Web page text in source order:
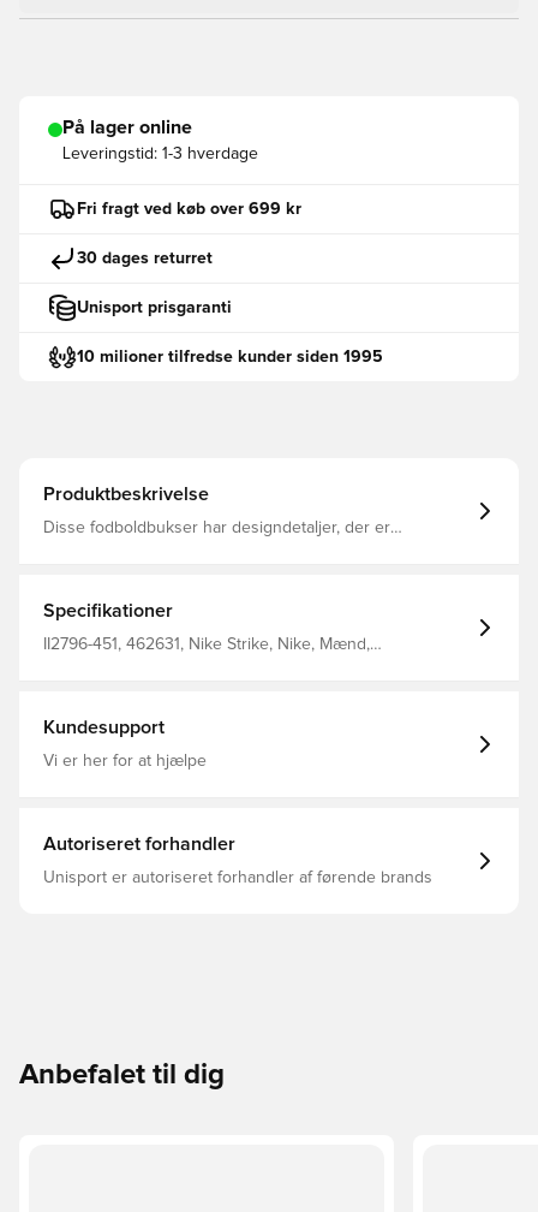
På lager online
Leveringstid: 1-3 hverdage
Fri fragt ved køb over 699 kr
30 dages returret
Unisport prisgaranti
10 milioner tilfredse kunder siden 1995
Produktbeskrivelse
Disse fodboldbukser har designdetaljer, der er
færdigheder.
Specifikationer
II2796-451, 462631, Nike Strike, Nike, Mænd,
Kundesupport
Vi er her for at hjælpe
Autoriseret forhandler
Unisport er autoriseret forhandler af førende brands
Anbefalet til dig